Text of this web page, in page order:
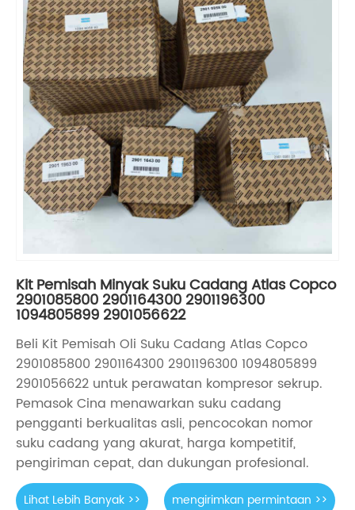
Kit Pemisah Minyak Suku Cadang Atlas Copco
2901085800 2901164300 2901196300
1094805899 2901056622
Beli Kit Pemisah Oli Suku Cadang Atlas Copco
2901085800 2901164300 2901196300 1094805899
2901056622 untuk perawatan kompresor sekrup.
Pemasok Cina menawarkan suku cadang
pengganti berkualitas asli, pencocokan nomor
suku cadang yang akurat, harga kompetitif,
pengiriman cepat, dan dukungan profesional.
Lihat Lebih Banyak >> mengirimkan permintaan >>